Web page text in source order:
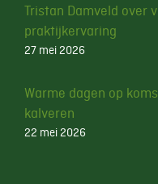
Tristan Damveld over
praktijkervaring
27 mei 2026
Warme dagen op
kalveren
22 mei 2026